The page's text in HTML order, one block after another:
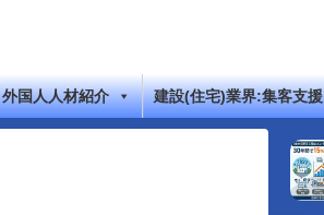
外国人人材紹介 建設(住宅)業界:集客支援